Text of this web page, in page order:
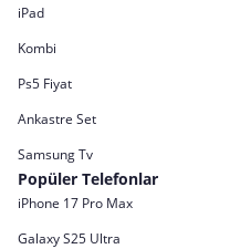
iPad
Kombi
Ps5 Fiyat
Ankastre Set
Samsung Tv
Popüler Telefonlar
iPhone 17 Pro Max
Galaxy S25 Ultra